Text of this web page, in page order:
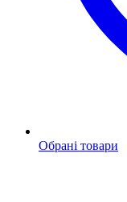
Обрані товари